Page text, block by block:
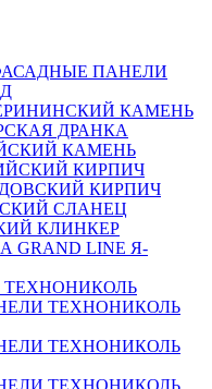
ПАНЕЛИ
КАМЕНЬ
ДРАНКА
КАМЕНЬ
КИРПИЧ
КИРПИЧ
СЛАНЕЦ
КЛИНКЕР
LINE Я-
ТЕХНОНИКОЛЬ
ТЕХНОНИКОЛЬ
ТЕХНОНИКОЛЬ